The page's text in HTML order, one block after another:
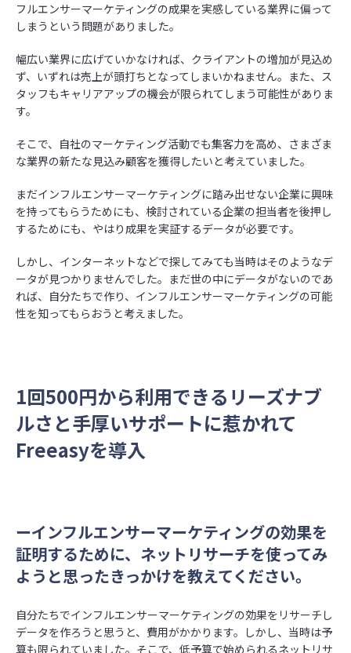
フルエンサーマーケティングの成果を実感している業界に偏って
しまうという問題がありました。
幅広い業界に広げていかなければ、クライアントの増加が見込め
ず、いずれは売上が頭打ちとなってしまいかねません。また、ス
タッフもキャリアアップの機会が限られてしまう可能性がありま
す。
そこで、自社のマーケティング活動でも集客力を高め、さまざま
な業界の新たな見込み顧客を獲得したいと考えていました。
まだインフルエンサーマーケティングに踏み出せない企業に興味
を持ってもらうためにも、検討されている企業の担当者を後押し
するためにも、やはり成果を実証するデータが必要です。
しかし、インターネットなどで探してみても当時はそのようなデ
ータが見つかりませんでした。まだ世の中にデータがないのであ
れば、自分たちで作り、インフルエンサーマーケティングの可能
性を知ってもらおうと考えました。
1回500円から利用できるリーズナブ
ルさと手厚いサポートに惹かれて
Freeasyを導入
ーインフルエンサーマーケティングの効果を
証明するために、ネットリサーチを使ってみ
ようと思ったきっかけを教えてください。
自分たちでインフルエンサーマーケティングの効果をリサーチし
データを作ろうと思うと、費用がかかります。しかし、当時は予
算も限られていました。そこで、低予算で始められるネットリサ